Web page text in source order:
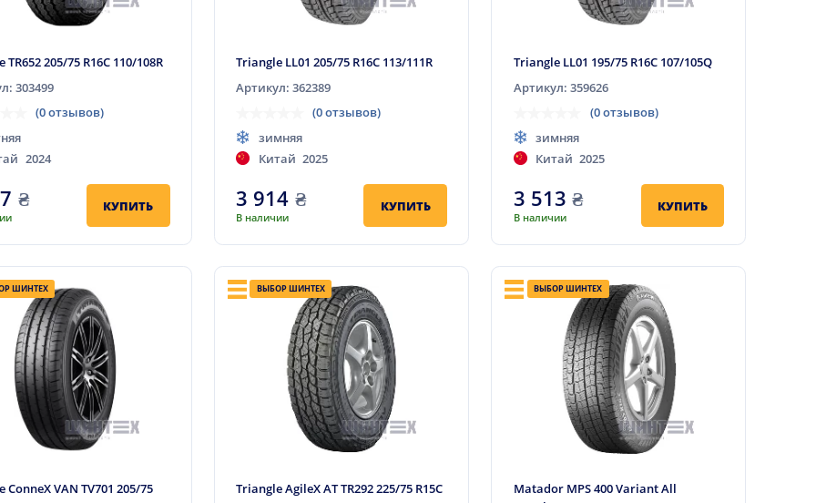
TR652 205/75 R16C 110/108R
303499
(0 отзывов)
2024
₴ КУПИТЬ
Triangle LL01 205/75 R16C 113/111R
Артикул: 362389
(0 отзывов)
зимняя
Китай 2025
3 914 ₴
В наличии
КУПИТЬ
Triangle LL01 195/75 R16C 107/105Q
Артикул: 359626
(0 отзывов)
зимняя
Китай 2025
3 513 ₴
В наличии
КУПИТЬ
ШИНТЕХ
ConneX VAN TV701 205/75
ВЫБОР ШИНТЕХ
Triangle AgileX AT TR292 225/75 R15C
ВЫБОР ШИНТЕХ
Matador MPS 400 Variant All